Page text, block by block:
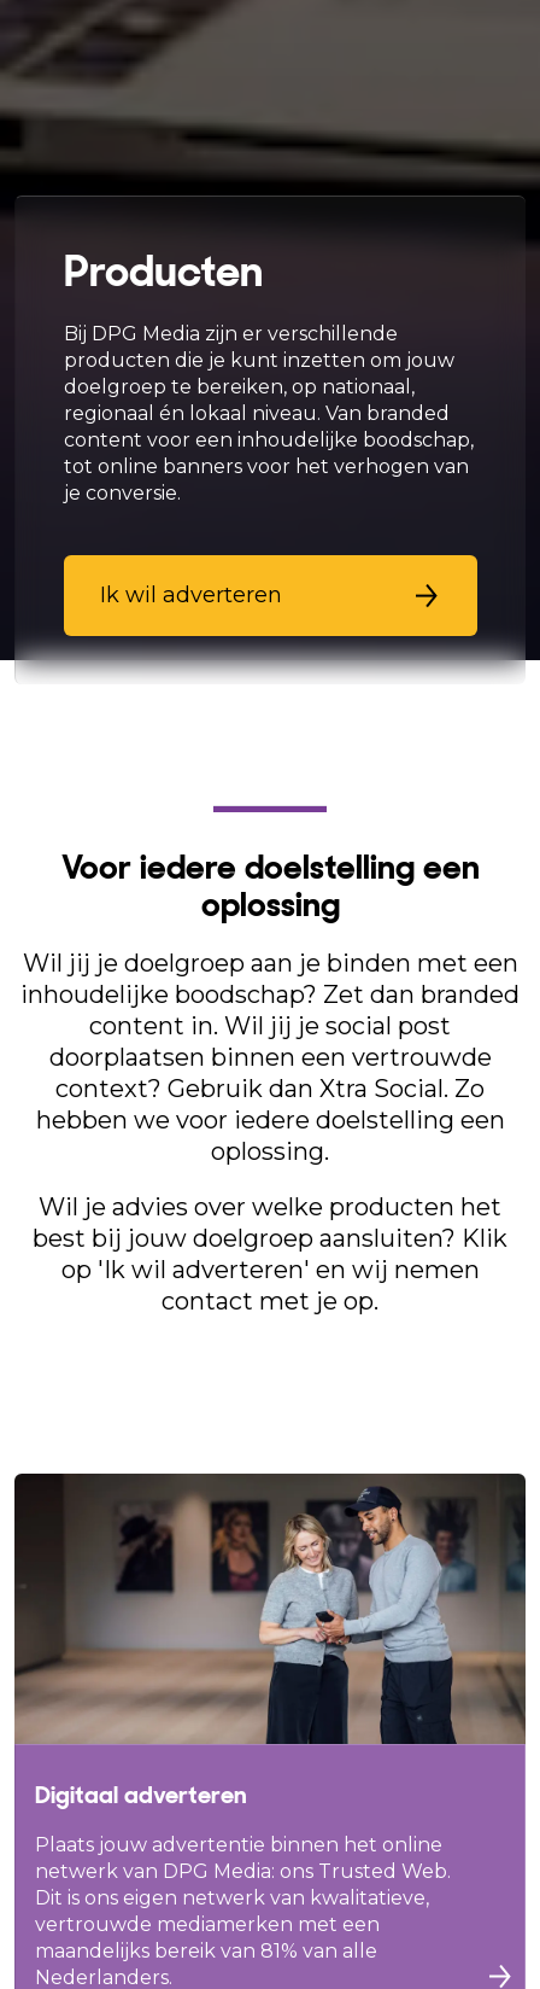
Producten
Bij DPG Media zijn er verschillende
producten die je kunt inzetten om jouw
doelgroep te bereiken, op nationaal,
regionaal én lokaal niveau. Van branded
content voor een inhoudelijke boodschap,
tot online banners voor het verhogen van
je conversie.
Ik wil adverteren
Voor iedere doelstelling een
oplossing
Wil jij je doelgroep aan je binden met een
inhoudelijke boodschap? Zet dan branded
content in. Wil jij je social post
doorplaatsen binnen een vertrouwde
context? Gebruik dan Xtra Social. Zo
hebben we voor iedere doelstelling een
oplossing.
Wil je advies over welke producten het
best bij jouw doelgroep aansluiten? Klik
op 'Ik wil adverteren' en wij nemen
contact met je op.
Digitaal adverteren
Plaats jouw advertentie binnen het online
netwerk van DPG Media: ons Trusted Web.
Dit is ons eigen netwerk van kwalitatieve,
vertrouwde mediamerken met een
maandelijks bereik van 81% van alle
Nederlanders.